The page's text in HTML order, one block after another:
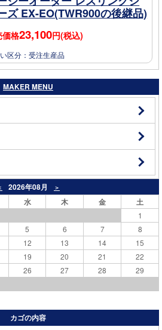
ズ EX-EO(TWR900の後継品)
価格23,100円(税込)
区分：受注生産品
MAKER MENU
2026年08月 ＞
水 木 金 土
1
5 6 7
8
12 13 14
15
19 20 21
22
26 27 28
29
カゴの内容